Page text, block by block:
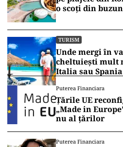
Vrei să fii mereu la curent
Puterea.ro și pe canalul de
TURISM
Cât a ajuns să
pe plajele din